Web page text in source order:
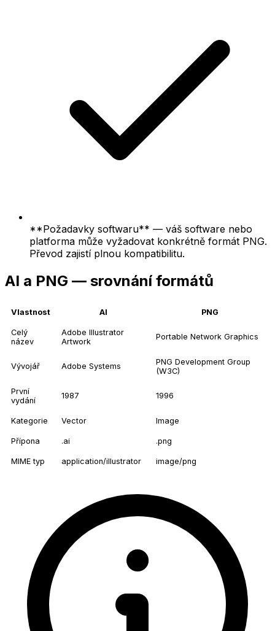
**Požadavky softwaru** — váš software nebo
platforma může vyžadovat konkrétně formát PNG.
Převod zajistí plnou kompatibilitu.
AI a PNG — srovnání formátů
Vlastnost AI PNG
Celý
název
Adobe Illustrator
Artwork
Portable Network Graphics
Vývojář Adobe Systems
PNG Development Group
(W3C)
První
vydání
1987 1996
Kategorie Vector Image
Přípona .ai .png
MIME typ application/illustrator image/png